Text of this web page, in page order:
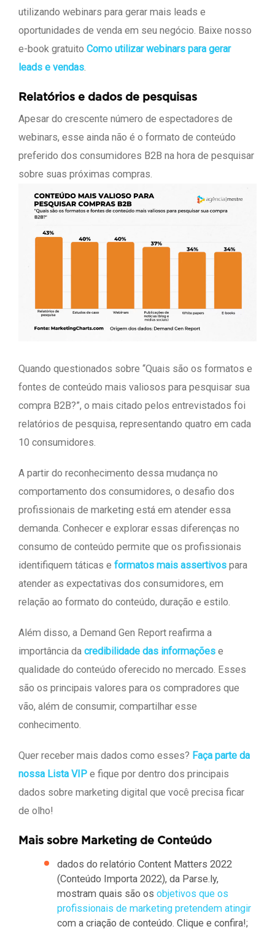
utilizando webinars para gerar mais leads e
oportunidades de venda em seu negócio. Baixe nosso
e-book gratuito Como utilizar webinars para gerar
leads e vendas.
Relatórios e dados de pesquisas
Apesar do crescente número de espectadores de
webinars, esse ainda não é o formato de conteúdo
preferido dos consumidores B2B na hora de pesquisar
sobre suas próximas compras.
Quando questionados sobre “Quais são os formatos e
fontes de conteúdo mais valiosos para pesquisar sua
compra B2B?”, o mais citado pelos entrevistados foi
relatórios de pesquisa, representando quatro em cada
10 consumidores.
A partir do reconhecimento dessa mudança no
comportamento dos consumidores, o desafio dos
profissionais de marketing está em atender essa
demanda. Conhecer e explorar essas diferenças no
consumo de conteúdo permite que os profissionais
identifiquem táticas e formatos mais assertivos para
atender as expectativas dos consumidores, em
relação ao formato do conteúdo, duração e estilo.
Além disso, a Demand Gen Report reafirma a
importância da credibilidade das informações e
qualidade do conteúdo oferecido no mercado. Esses
são os principais valores para os compradores que
vão, além de consumir, compartilhar esse
conhecimento.
Quer receber mais dados como esses? Faça parte da
nossa Lista VIP e fique por dentro dos principais
dados sobre marketing digital que você precisa ficar
de olho!
Mais sobre Marketing de Conteúdo
dados do relatório Content Matters 2022
(Conteúdo Importa 2022), da Parse.ly,
mostram quais são os objetivos que os
profissionais de marketing pretendem atingir
com a criação de conteúdo. Clique e confira!;